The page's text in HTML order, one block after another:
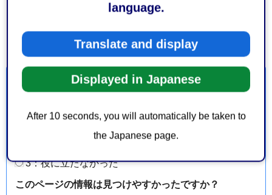
language.
Translate and display
Displayed in Japanese
After 10 seconds, you will automatically be taken to
the Japanese page.
Google Mapsで地図を見る
より良いウェブサイトにするためにみなさまのご意
見をお聞かせください
3：役に立たなかった
このページの情報は見つけやすかったですか？